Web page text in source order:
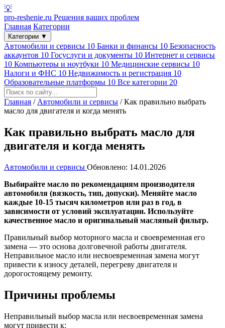
💡
pro-reshenie.ru Решения ваших проблем
Главная Категории
Категории ▼
Автомобили и сервисы 10 Банки и финансы 10 Безопасность
аккаунтов 10 Госуслуги и документы 10 Интернет и сервисы
10 Компьютеры и ноутбуки 10 Медицинские сервисы 10
Налоги и ФНС 10 Недвижимость и регистрация 10
Образовательные платформы 10 Все категории 20
Главная / Автомобили и сервисы / Как правильно выбрать
масло для двигателя и когда менять
Как правильно выбрать масло для
двигателя и когда менять
Автомобили и сервисы Обновлено: 14.01.2026
Выбирайте масло по рекомендациям производителя
автомобиля (вязкость, тип, допуски). Меняйте масло
каждые 10-15 тысяч километров или раз в год, в
зависимости от условий эксплуатации. Используйте
качественное масло и оригинальный масляный фильтр.
Правильный выбор моторного масла и своевременная его
замена — это основа долговечной работы двигателя.
Неправильное масло или несвоевременная замена могут
привести к износу деталей, перегреву двигателя и
дорогостоящему ремонту.
Причины проблемы
Неправильный выбор масла или несвоевременная замена
могут привести к: